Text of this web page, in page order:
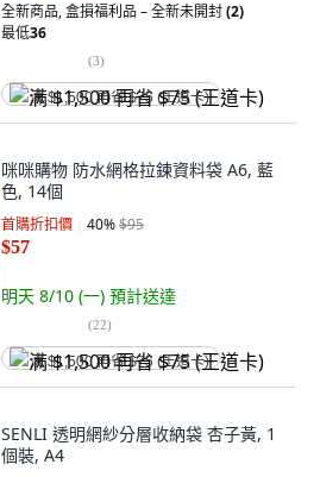
全新商品,盒損福利品 – 全新未開封(2)
最低36
(3)
满 $1,500 再省 $75 (王道卡)
咪咪購物 防水網格拉鍊資料袋 A6, 藍
色, 14個
首購折扣價 40%$95
$57
明天 8/10 (一) 預計送達
(22)
满 $1,500 再省 $75 (王道卡)
SENLI 透明網紗分層收納袋 杏子黃, 1
個裝, A4